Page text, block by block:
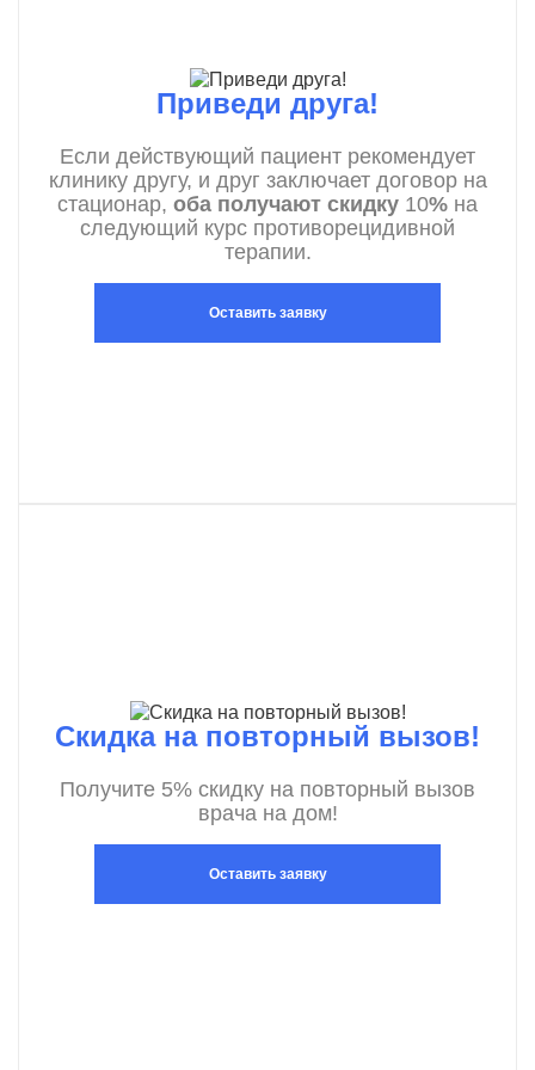
Приведи друга!
Если действующий пациент рекомендует
клинику другу, и друг заключает договор на
стационар, оба получают скидку 10% на
следующий курс противорецидивной
терапии.
Оставить заявку
Скидка на повторный вызов!
Получите 5% скидку на повторный вызов
врача на дом!
Оставить заявку